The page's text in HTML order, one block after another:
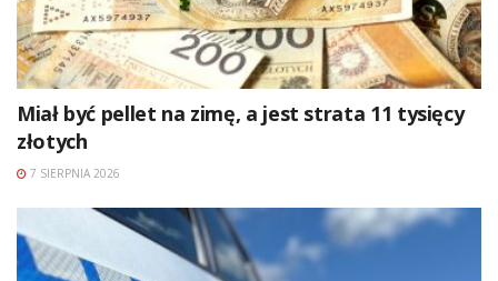
Miał być pellet na zimę, a jest strata 11 tysięcy
złotych
7 SIERPNIA 2026